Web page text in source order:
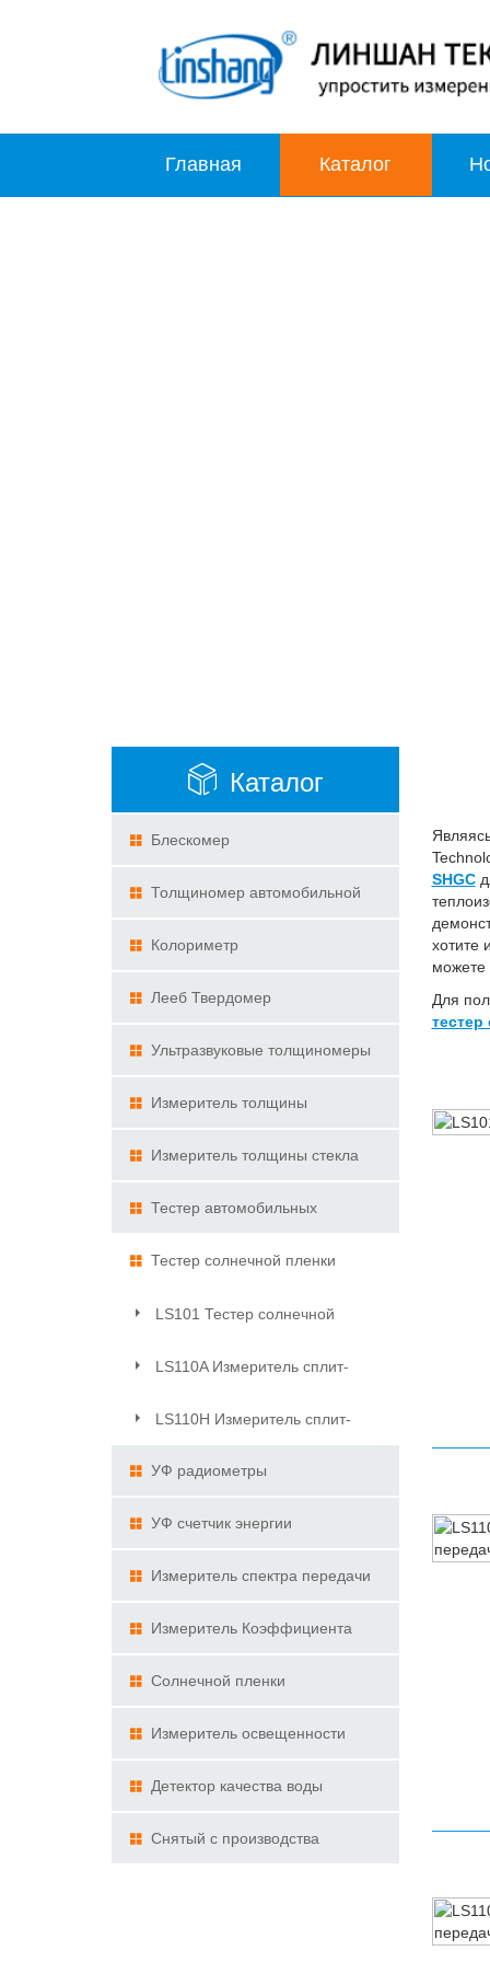
Главная Каталог
Каталог
Блескомер
Толщиномер автомобильной
краскиКолориметр
Лееб Твердомер
Ультразвуковые толщиномеры
Измеритель толщины
покрытий
Измеритель толщины стекла
Тестер автомобильных
оконных пленок
Тестер солнечной пленки
LS101 Тестер солнечной
пленкиLS110A Измеритель сплит-
передачи
LS110H Измеритель сплит-
передачи
УФ радиометры
УФ счетчик энергии
Измеритель спектра передачи
Измеритель Коэффициента
Пропускания Светильник
Солнечной пленки
демонстрационный комплект
Измеритель освещенности
Детектор качества воды
Снятый с производства
SHGC
хотите
можете
Для